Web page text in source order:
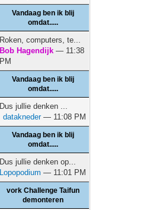
Vandaag ben ik blij
omdat.....
Roken, computers, te...
Bob Hagendijk — 11:38
PM
Vandaag ben ik blij
omdat.....
Dus jullie denken ...
datakneder— 11:08 PM
Vandaag ben ik blij
omdat.....
Dus jullie denken op...
Lopopodium — 11:01 PM
vork Challenge Taifun
demonteren